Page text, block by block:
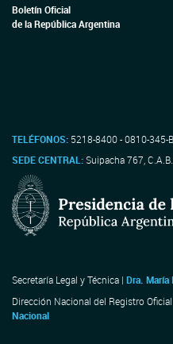
Boletín Oficial
de la República Argentina
TELÉFONOS: 5218-8400 - 0810-345-
SEDE CENTRAL:Suipacha 767,
Secretaría Legal y Técnica | Dra. María
Dirección Nacional del Registro
Nacional